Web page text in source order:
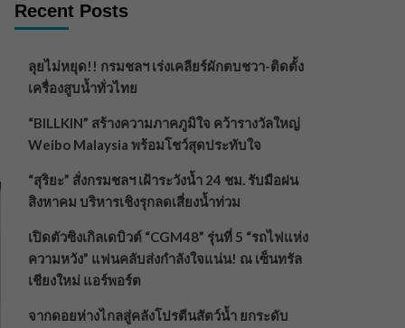
Recent Posts
ลุยไม่หยุด!! กรมชลฯ เร่งเคลียร์ผักตบชวา-ติดตั้ง
เครื่องสูบน้ำทั่วไทย
“BILLKIN” สร้างความภาคภูมิใจ คว้ารางวัลใหญ่
Weibo Malaysia พร้อมโชว์สุดประทับใจ
“สุริยะ” สั่งกรมชลฯ เฝ้าระวังน้ำ 24 ชม. รับมือฝน
สิงหาคม บริหารเชิงรุกลดเสี่ยงน้ำท่วม
เปิดตัวซิงเกิลเดบิวต์ “CGM48” รุ่นที่ 5 “รถไฟแห่ง
ความหวัง” แฟนคลับส่งกำลังใจแน่น! ณ เซ็นทรัล
เชียงใหม่ แอร์พอร์ต
จากดอยห่างไกลสู่คลังโปรตีนสัตว์น้ำ ยกระดับ